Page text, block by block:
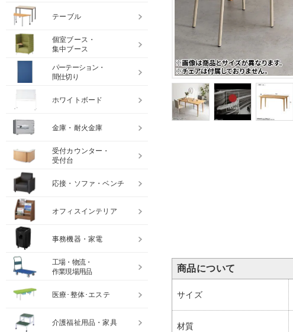
商品について
サイズ
材質
テーブル
個室ブース・
集中ブース
パーテーション・
間仕切り
ホワイトボード
金庫・耐火金庫
受付カウンター・
受付台
応接・ソファ・ベンチ
オフィスインテリア
事務機器・家電
工場・物流・
作業現場用品
医療･整体･エステ
介護福祉用品・家具